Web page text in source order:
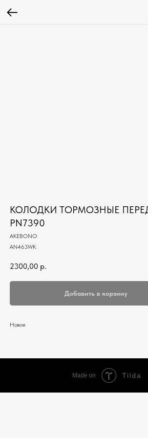
КОЛОДКИ ТОРМОЗНЫЕ
PN7390
AKEBONO
AN463WK
2300,00 р.
Добавить в корзину
Новое
Made on Tilda